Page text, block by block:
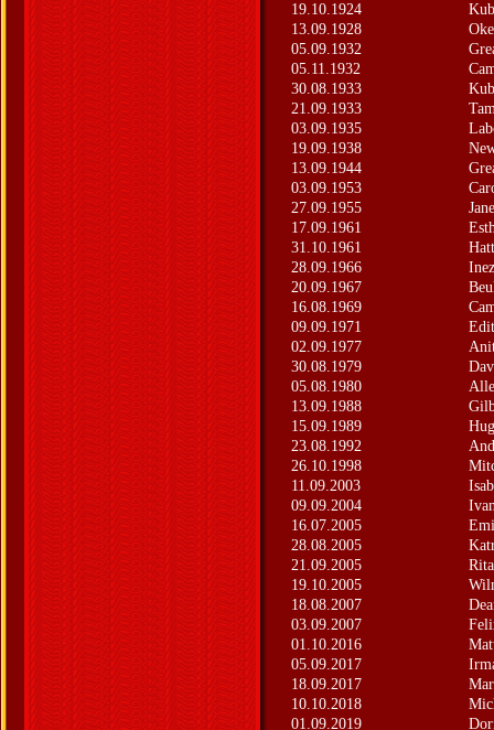
19.10.1924
13.09.1928
05.09.1932
05.11.1932
30.08.1933
21.09.1933
03.09.1935
19.09.1938
13.09.1944
03.09.1953
27.09.1955
17.09.1961
31.10.1961
28.09.1966
Inez
20.09.1967
16.08.1969
09.09.1971
02.09.1977
30.08.1979
05.08.1980
13.09.1988
15.09.1989
23.08.1992
26.10.1998
11.09.2003
09.09.2004
16.07.2005
28.08.2005
21.09.2005
Rita
19.10.2005
18.08.2007
03.09.2007
01.10.2016
05.09.2017
18.09.2017
10.10.2018
01.09.2019